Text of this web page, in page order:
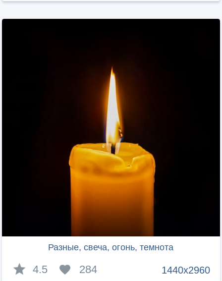
Разные, свеча, огонь, темнота
1440x2960
4.5 284